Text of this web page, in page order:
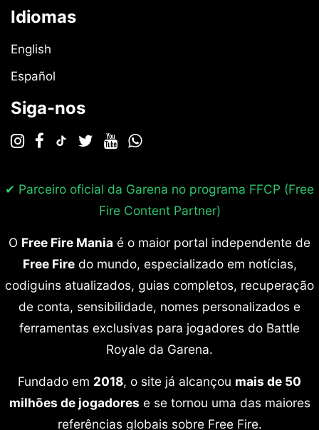
Idiomas
English
Español
Siga-nos
✔ Parceiro oficial da Garena no programa FFCP (Free
Fire Content Partner)
O Free Fire Mania é o maior portal independente de
Free Firedo mundo, especializado em notícias,
codiguins atualizados, guias completos, recuperação
de conta, sensibilidade, nomes personalizados e
ferramentas exclusivas para jogadores do Battle
Royale da Garena.
Fundado em 2018, o site já alcançou mais de 50
milhões de jogadores e se tornou uma das maiores
referências globais sobre Free Fire.